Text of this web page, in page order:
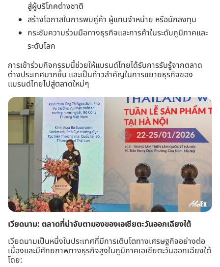
สู่ผู้บริโภคต่างชาติ
สร้างโอกาสในการพบคู่ค้า ผู้แทนจำหน่าย หรือนักลงทุน
กระชับความร่วมมือทางธุรกิจและการค้าในระดับภูมิภาคและ
ระดับโลก
การเข้าร่วมกิจกรรมนี้ช่วยให้แบรนด์ไทยได้รับการรับรู้จากตลาด
ต่างประเทศมากขึ้น และเป็นก้าวสำคัญในการขยายธุรกิจของ
แบรนด์ไทยไปสู่ตลาดใหม่ๆ
เวียดนาม: ตลาดที่น่าจับตามองของเอเชียตะวันออกเฉียงใต้
เวียดนามเป็นหนึ่งในประเทศที่มีการเติบโตทางเศรษฐกิจอย่างต่อ
เนื่องและมีศักยภาพทางธุรกิจสูงในภูมิภาคเอเชียตะวันออกเฉียงใต้
โดย: